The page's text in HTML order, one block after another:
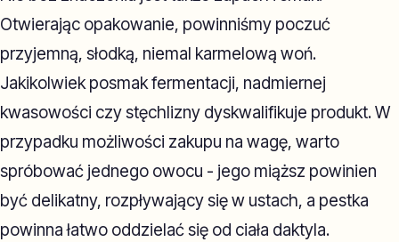
Otwierając opakowanie, powinniśmy poczuć
przyjemną, słodką, niemal karmelową woń.
Jakikolwiek posmak fermentacji, nadmiernej
kwasowości czy stęchlizny dyskwalifikuje produkt. W
przypadku możliwości zakupu na wagę, warto
spróbować jednego owocu - jego miąższ powinien
być delikatny, rozpływający się w ustach, a pestka
powinna łatwo oddzielać się od ciała daktyla.